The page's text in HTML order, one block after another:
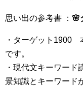
思い出の参考書 ： 🌸
・ターゲット1900
です。
・現代文キーワー
景知識とキーワード